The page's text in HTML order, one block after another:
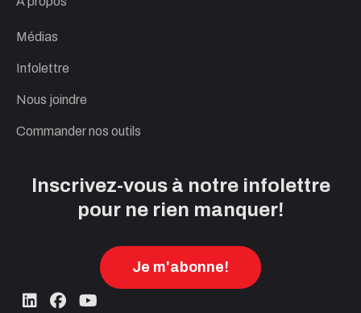
Médias
Infolettre
Nous joindre
Commander nos outils
Inscrivez-vous à notre infolettre
pour ne rien manquer!
Je m'abonne!